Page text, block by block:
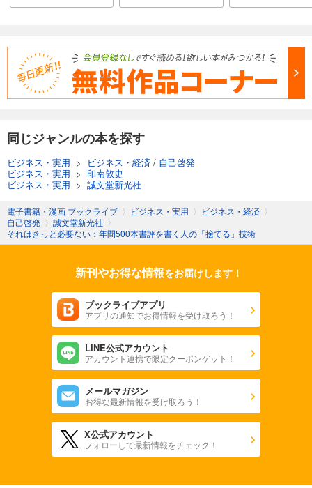
同じジャンルの本を探す
ビジネス・実用 > ビジネス・経済 / 自己啓発
ビジネス・実用 > 印南敦史
ビジネス・実用 > 誠文堂新光社
電子書籍・漫画 ブックライブ 〉 ビジネス・実用 〉 ビジネス・経済 〉
自己啓発 〉 誠文堂新光社 〉
それはきっと必要ない：年間500本書評を書く人の「捨てる」技術
新刊やお得な情報をお届けします！
ブックライブアプリ
アプリの通知でお得情報を受け取ろう！
LINE公式アカウント
アカウント連携で限定クーポンゲット！
メールマガジン
お得な最新情報を受け取ろう！
X公式アカウント
フォローして最新情報をチェック！